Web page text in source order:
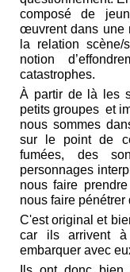
composé de
œuvrent dans une
la relation
notion
catastrophes.
À partir de là les
petits groupes et
nous sommes
sur le point de
fumées, des
personnages
nous faire
nous faire pénétrer
C'est original et
car ils arrivent
embarquer avec